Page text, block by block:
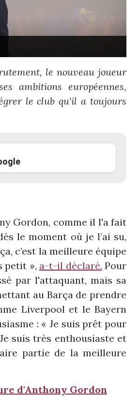
le nouveau joueur
ambitions européennes,
le club qu'il a toujours
Gordon, comme il l'a fait
le moment où je l’ai su,
c’est la meilleure équipe
petit », a-t-il déclaré. Pour
par l'attaquant, mais sa
au Barça de prendre
Liverpool et le Bayern
: « Je suis prêt pour
suis très enthousiaste et
partie de la meilleure
d'Anthony Gordon